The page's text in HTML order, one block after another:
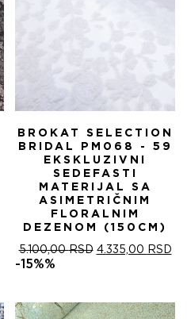
BROKAT SELECTION
BRIDAL PM068 - 59
EKSKLUZIVNI
SEDEFASTI
MATERIJAL SA
ASIMETRIČNIM
FLORALNIM
DEZENOM (150CM)
5.100,00RSD ОРИГИНАЛНА
5.100,00 RSD.
4.335,00 RSD
-15%%